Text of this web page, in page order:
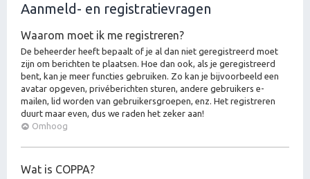
Aanmeld- en registratievragen
Waarom moet ik me registreren?
De beheerder heeft bepaalt of je al dan niet geregistreerd moet
zijn om berichten te plaatsen. Hoe dan ook, als je geregistreerd
bent, kan je meer functies gebruiken. Zo kan je bijvoorbeeld een
avatar opgeven, privéberichten sturen, andere gebruikers e-
mailen, lid worden van gebruikersgroepen, enz. Het registreren
duurt maar even, dus we raden het zeker aan!
Omhoog
Wat is COPPA?